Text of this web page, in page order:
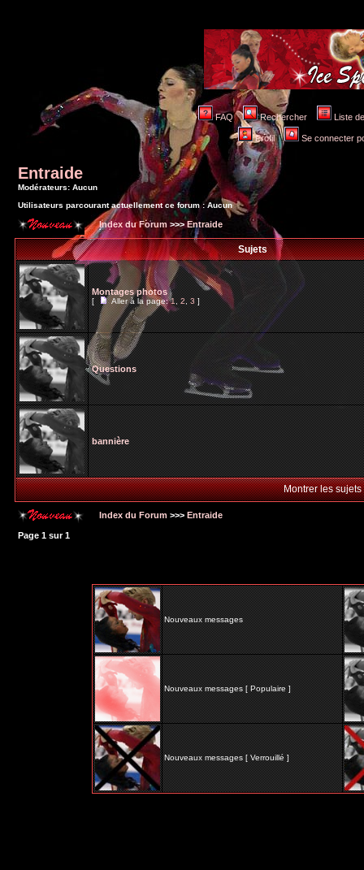
FAQ Rechercher Liste
Profil Se connecter
Entraide
Modérateurs: Aucun
Utilisateurs parcourant actuellement ce forum : Aucun
Index du Forum >>>Entraide
Sujets
Montages photos
[ Aller à la page:1,2,3]
Questions
bannière
Montrer les
Index du Forum >>> Entraide
Page 1 sur1
Nouveaux messages
Nouveaux messages [ Populaire ]
Nouveaux messages [ Verrouillé ]